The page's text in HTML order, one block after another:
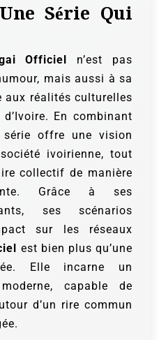
Série Qui
Officiel n’est pas
mais aussi à sa
aux réalités culturelles
En combinant
offre une vision
ivoirienne, tout
collectif de manière
Grâce à ses
ses scénarios
sur les réseaux
est bien plus qu’une
Elle incarne un
capable de
d’un rire commun